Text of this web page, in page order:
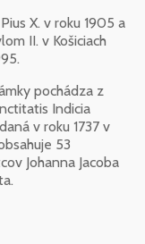
X. v roku 1905 a
II. v Košiciach
pochádza z
Indicia
v roku 1737 v
53
Johanna Jacoba